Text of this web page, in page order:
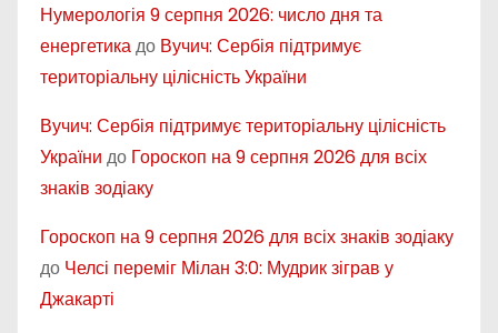
Нумерологія 9 серпня 2026: число дня та
енергетикадо Вучич: Сербія підтримує
територіальну цілісність України
Вучич: Сербія підтримує територіальну цілісність
України до Гороскоп на 9 серпня 2026 для всіх
знаків зодіаку
Гороскоп на 9 серпня 2026 для всіх знаків зодіаку
до Челсі переміг Мілан 3:0: Мудрик зіграв у
Джакарті